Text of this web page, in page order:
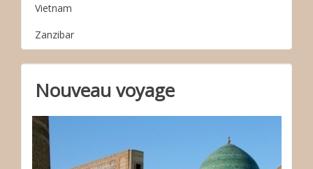
Vietnam
Zanzibar
Nouveau voyage